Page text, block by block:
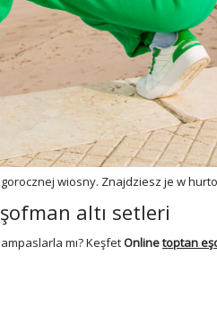
wiosny. Znajdziesz je w
altı setleri
mı? KeşfetOnlinetoptan